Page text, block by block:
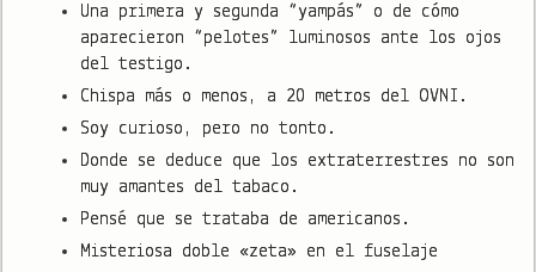
Una primera y segunda “yampás” o de cómo
aparecieron “pelotes” luminosos ante los ojos
del testigo.
Chispa más o menos, a 20 metros del OVNI.
Soy curioso, pero no tonto.
Donde se deduce que los extraterrestres no son
muy amantes del tabaco.
Pensé que se trataba de americanos.
Misteriosa doble «zeta» en el fuselaje